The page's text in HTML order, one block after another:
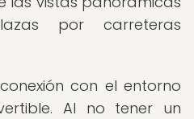
por carreteras
con el entorno
Al no tener un